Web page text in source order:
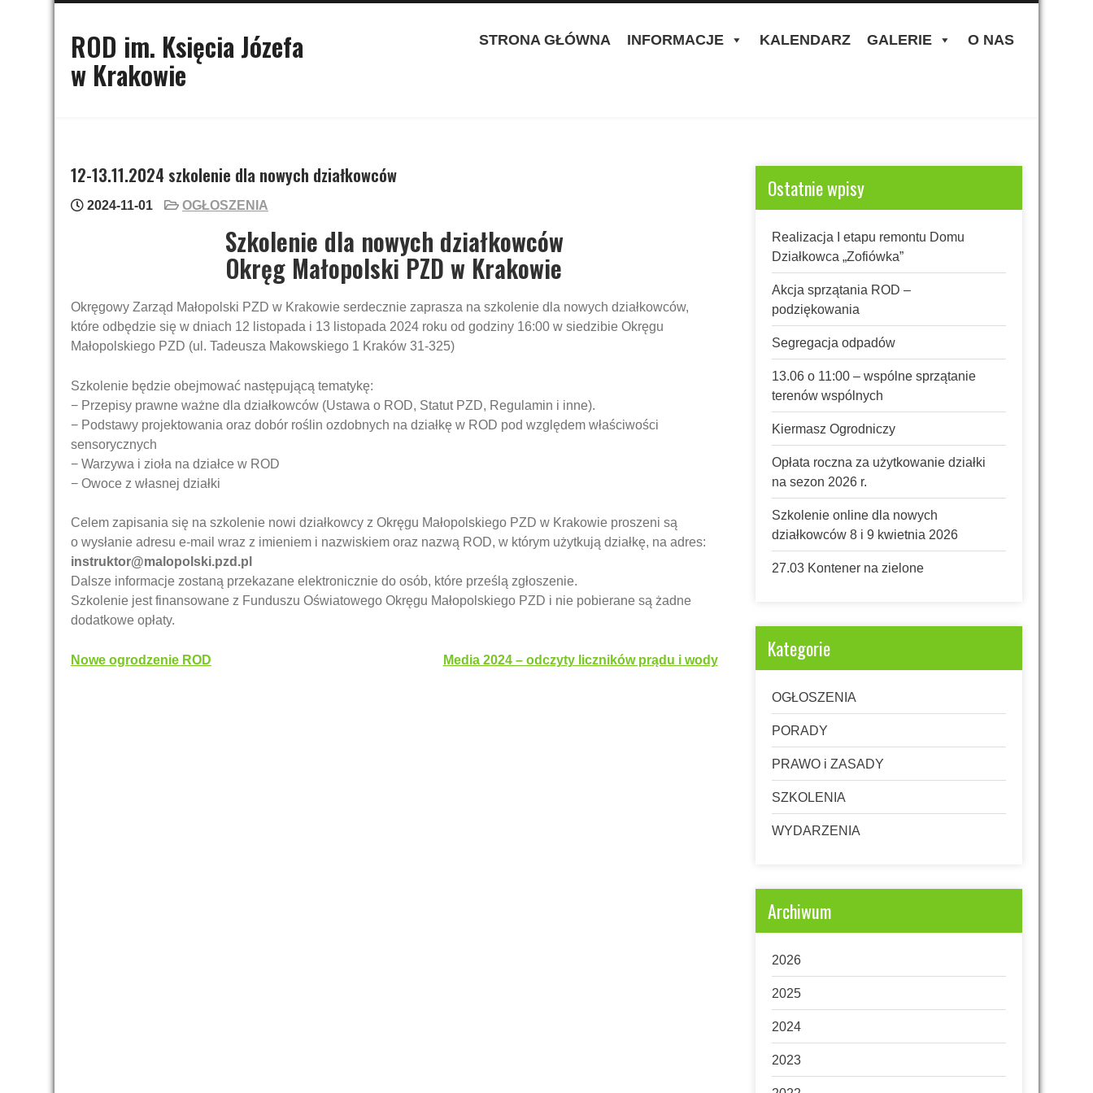
ROD im. Księcia Józefa
w Krakowie
STRONA GŁÓWNA INFORMACJE KALENDARZ GALERIE O NAS
12-13.11.2024 szkolenie dla nowych działkowców
2024-11-01 OGŁOSZENIA
Szkolenie dla nowych działkowców
Okręg Małopolski PZD w Krakowie
Okręgowy Zarząd Małopolski PZD w Krakowie serdecznie zaprasza na szkolenie dla nowych działkowców,
które odbędzie się w dniach 12 listopada i 13 listopada 2024 roku od godziny 16:00 w siedzibie Okręgu
Małopolskiego PZD (ul. Tadeusza Makowskiego 1 Kraków 31-325)
Szkolenie będzie obejmować następującą tematykę:
− Przepisy prawne ważne dla działkowców (Ustawa o ROD, Statut PZD, Regulamin i inne).
− Podstawy projektowania oraz dobór roślin ozdobnych na działkę w ROD pod względem właściwości
sensorycznych
− Warzywa i zioła na działce w ROD
− Owoce z własnej działki
Celem zapisania się na szkolenie nowi działkowcy z Okręgu Małopolskiego PZD w Krakowie proszeni są
o wysłanie adresu e-mail wraz z imieniem i nazwiskiem oraz nazwą ROD, w którym użytkują działkę, na adres:
instruktor@malopolski.pzd.pl
Dalsze informacje zostaną przekazane elektronicznie do osób, które prześlą zgłoszenie.
Szkolenie jest finansowane z Funduszu Oświatowego Okręgu Małopolskiego PZD i nie pobierane są żadne
dodatkowe opłaty.
Nawigacja
Nowe ogrodzenie ROD Media 2024 – odczyty liczników prądu i wody
Ostatnie wpisy
Realizacja I etapu remontu Domu
Działkowca „Zofiówka”
Akcja sprzątania ROD –
podziękowania
Segregacja odpadów
13.06 o 11:00 – wspólne sprzątanie
terenów wspólnych
Kiermasz Ogrodniczy
Opłata roczna za użytkowanie działki
na sezon 2026 r.
Szkolenie online dla nowych
działkowców 8 i 9 kwietnia 2026
27.03 Kontener na zielone
Kategorie
OGŁOSZENIA
PORADY
PRAWO i ZASADY
SZKOLENIA
WYDARZENIA
Archiwum
2026
2025
2024
2023